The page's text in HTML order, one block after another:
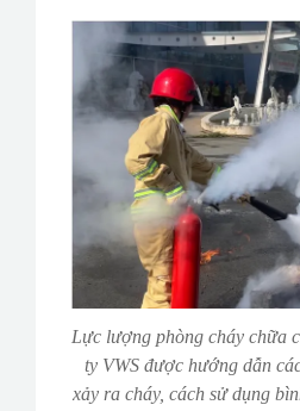
Lực lượng phòng cháy chữa
ty VWS được hướng dẫn
xảy ra cháy, cách sử dụng